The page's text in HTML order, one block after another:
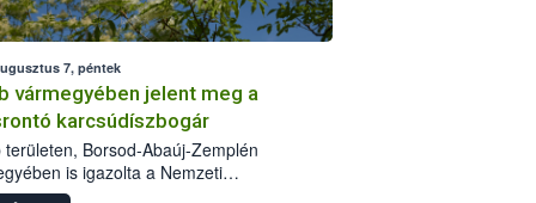
7, péntek
vármegyében jelent meg a
karcsúdíszbogár
területen, Borsod-Abaúj-Zemplén
is igazolta a Nemzeti
biztonsági Hivatal (Nébih) a